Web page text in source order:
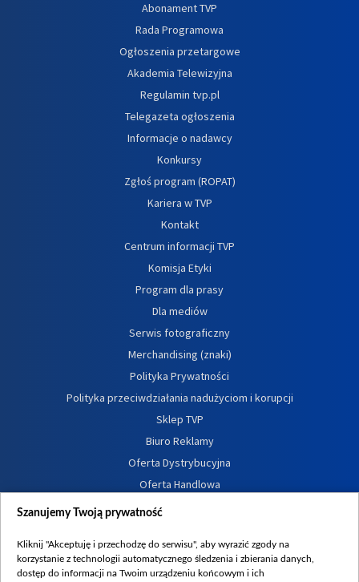
Abonament TVP
Rada Programowa
Ogłoszenia przetargowe
Akademia Telewizyjna
Regulamin tvp.pl
Telegazeta ogłoszenia
Informacje o nadawcy
Konkursy
Zgłoś program (ROPAT)
Kariera w TVP
Kontakt
Centrum informacji TVP
Komisja Etyki
Program dla prasy
Dla mediów
Serwis fotograficzny
Merchandising (znaki)
Polityka Prywatności
Polityka przeciwdziałania nadużyciom i korupcji
Sklep TVP
Biuro Reklamy
Oferta Dystrybucyjna
Oferta Handlowa
Dostępność
Procedura zgłoszeń wewnętrznych
Szanujemy Twoją prywatność
Kliknij "Akceptuję i przechodzę do serwisu", aby wyrazić zgody na
korzystanie z technologii automatycznego śledzenia i zbierania danych,
dostęp do informacji na Twoim urządzeniu końcowym i ich